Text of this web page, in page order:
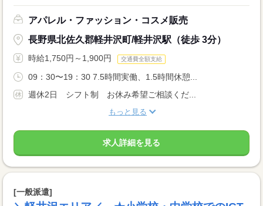
アパレル・ファッション・コスメ販売
長野県北佐久郡軽井沢町/軽井沢駅（徒歩 3分）
時給1,750円～1,900円 交通費全額支給
09：30〜19：30 7.5時間実働、1.5時間休憩...
週休2日 シフト制 お休み希望ご相談くだ...
もっと見る
求人詳細を見る
[一般派遣]